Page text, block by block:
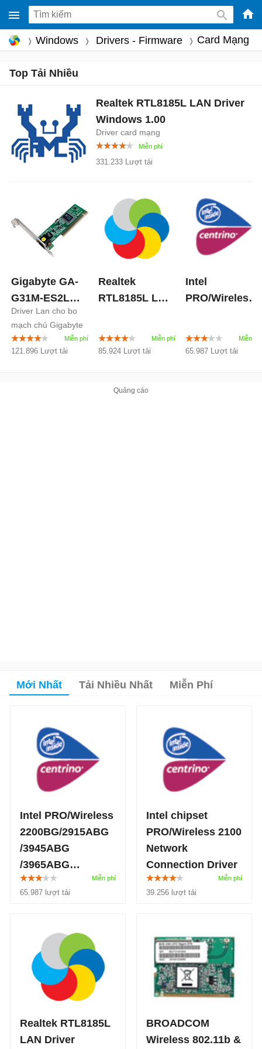
-
Windows Drivers - Firmware Card Mạng
Top Tải Nhiều
Realtek RTL8185L LAN Driver
Windows 1.00
Driver card mạng
331.233 Lượt tải
Gigabyte GA-
G31M-ES2L
(rev. 2.x) LAN
Driver1.0
Driver Lan cho bo
mạch chủ Gigabyte
GA-G31M-ES2L
121.896 Lượt tải
Realtek
RTL8185L LAN
85.924 Lượt tải
Intel
PRO/Wireless
/3965ABG
65.987 Lượt tải
Mới Nhất Tải Nhiều Nhất Miễn Phí
Intel PRO/Wireless
2200BG/2915ABG
/3945ABG
/3965ABG
10.5.1.75
65.987 lượt tải
Intel chipset
PRO/Wireless 2100
Network
Connection Driver
7.1
Intel chipset
Driver
39.256 lượt tải
Realtek RTL8185L
LAN Driver
BROADCOM
Wireless 802.11b &